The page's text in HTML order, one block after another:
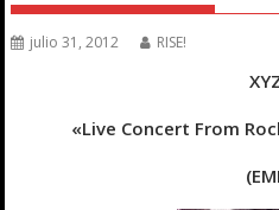
julio 31, 2012 RISE!
«Live Concert From